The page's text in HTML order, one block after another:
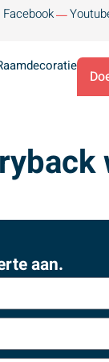
Facebook
aan.